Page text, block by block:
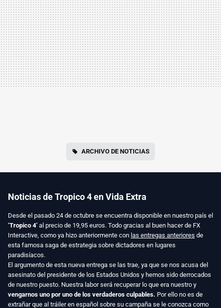
ARCHIVO DE NOTICIAS
Noticias de Tropico 4 en Vida Extra
Desde el pasado 24 de octubre se encuentra disponible en nuestro país el
‘Tropico 4’ al precio de 19,95 euros. Todo gracias al buen hacer de FX
Interactive, como ya hizo anteriormente con las entregas anteriores de
esta famosa saga de estrategia sobre dictadores en lugares
paradisíacos.
El argumento de esta nueva entrega se las trae, ya que se nos acusa del
asesinato del presidente de los Estados Unidos y hemos sido derrocados
de nuestro puesto. Nuestra labor será recuperar lo que era nuestro y
vengarnos uno por uno de los verdaderos culpables. Por ello no es de
extrañar que al tráiler en español sobre su campaña se le conozca como